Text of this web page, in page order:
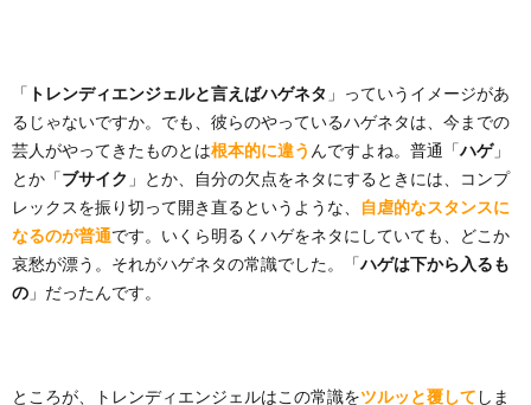
「 トレンディエンジェルと言えばハゲネタ 」っていうイメージがあ
るじゃないですか。でも、彼らのやっているハゲネタは、今までの
芸人がやってきたものとは根本的に違う んですよね。普通「ハゲ」
とか「ブサイク 」とか、自分の欠点をネタにするときには、コンプ
レックスを振り切って開き直るというような、
自虐的なスタンスに
なるのが普通です。いくら明るくハゲをネタにしていても、どこか
哀愁が漂う。それがハゲネタの常識でした。「ハゲは下から入るも
の 」だったんです。
ところが、トレンディエンジェルはこの常識をツルッと覆して しま